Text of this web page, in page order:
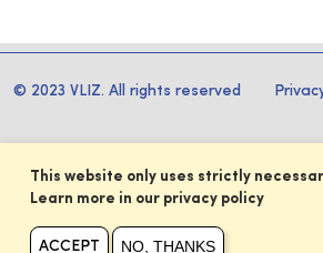
© 2023 VLIZ. All rights reserved
This website only uses strictly
Learn more in our privacy policy
ACCEPT NO, THANKS